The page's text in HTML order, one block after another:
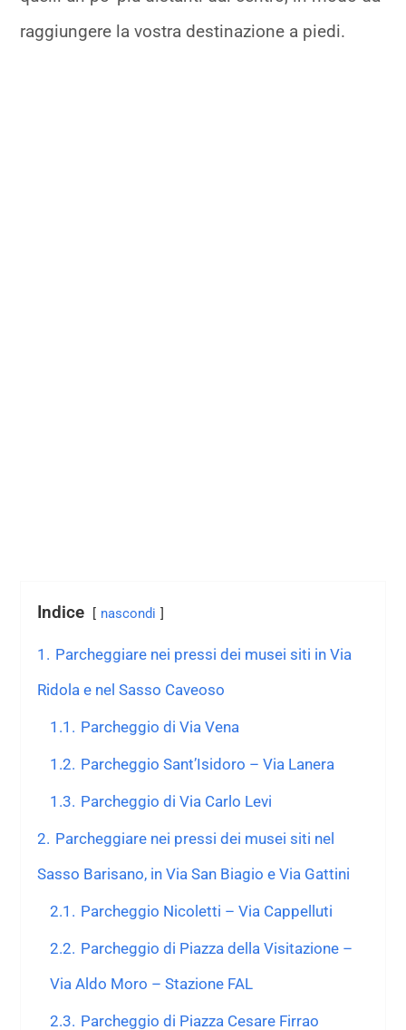
raggiungere la vostra destinazione a piedi.
Indice nascondi
1. Parcheggiare nei pressi dei musei siti in Via
Ridola e nel Sasso Caveoso
1.1. Parcheggio di Via Vena
1.2. Parcheggio Sant’Isidoro – Via Lanera
1.3. Parcheggio di Via Carlo Levi
2. Parcheggiare nei pressi dei musei siti nel
Sasso Barisano, in Via San Biagio e Via Gattini
2.1. Parcheggio Nicoletti – Via Cappelluti
2.2. Parcheggio di Piazza della Visitazione –
Via Aldo Moro – Stazione FAL
2.3. Parcheggio di Piazza Cesare Firrao